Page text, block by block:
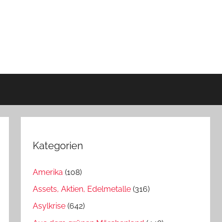
Kategorien
Amerika (108)
Assets, Aktien, Edelmetalle (316)
Asylkrise (642)